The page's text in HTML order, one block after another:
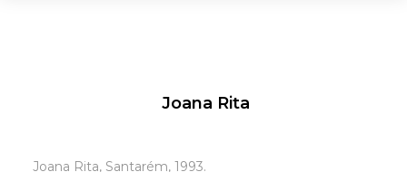
Joana Rita
Joana Rita, Santarém, 1993.